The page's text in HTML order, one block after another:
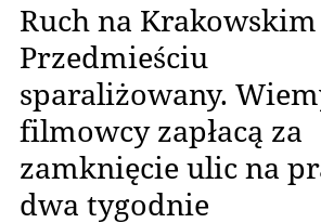
Ruch na Krakowskim
Przedmieściu
sparaliżowany.
filmowcy zapłacą za
zamknięcie ulic na
dwa tygodnie